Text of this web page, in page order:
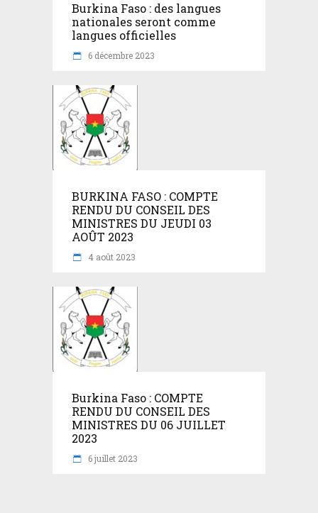
Burkina Faso : des langues
nationales seront comme
langues officielles
6 décembre 2023
BURKINA FASO : COMPTE
RENDU DU CONSEIL DES
MINISTRES DU JEUDI 03
AOÛT 2023
4 août 2023
Burkina Faso : COMPTE
RENDU DU CONSEIL DES
MINISTRES DU 06 JUILLET
2023
6 juillet 2023